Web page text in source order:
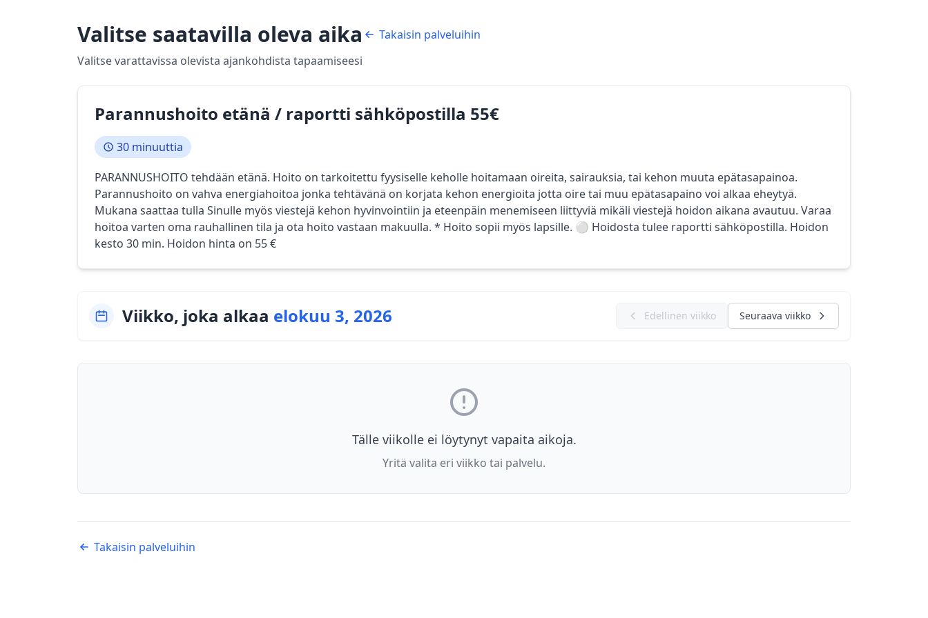
Valitse saatavilla oleva aika
Takaisin palveluihin
Valitse varattavissa olevista ajankohdista tapaamiseesi
Parannushoito etänä / raportti sähköpostilla 55€
30 minuuttia
PARANNUSHOITO tehdään etänä. Hoito on tarkoitettu fyysiselle keholle hoitamaan oireita, sairauksia, tai kehon muuta epätasapainoa.
Parannushoito on vahva energiahoitoa jonka tehtävänä on korjata kehon energioita jotta oire tai muu epätasapaino voi alkaa eheytyä.
Mukana saattaa tulla Sinulle myös viestejä kehon hyvinvointiin ja eteenpäin menemiseen liittyviä mikäli viestejä hoidon aikana avautuu. Varaa
hoitoa varten oma rauhallinen tila ja ota hoito vastaan makuulla. * Hoito sopii myös lapsille. ⚪ Hoidosta tulee raportti sähköpostilla. Hoidon
kesto 30 min. Hoidon hinta on 55 €
Viikko, joka alkaa elokuu 3, 2026 Edellinen viikko Seuraava viikko
Tälle viikolle ei löytynyt vapaita aikoja.
Yritä valita eri viikko tai palvelu.
Takaisin palveluihin